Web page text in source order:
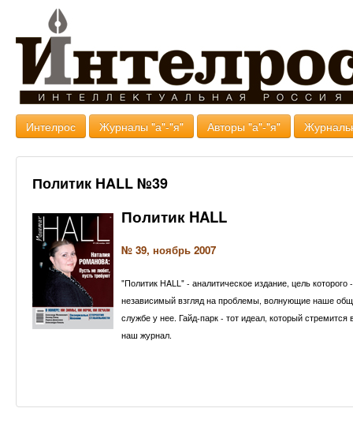
Интелрос Журналы "а"-"я" Авторы "а"-"я"
Политик HALL №39
Политик HALL
№ 39, ноябрь 2007
"Политик HALL" - аналитическое издание, цель
независимый взгляд на проблемы, волнующие наше
службе у нее. Гайд-парк - тот идеал, который
наш журнал.